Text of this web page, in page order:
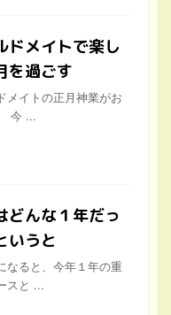
ドメイトで楽し
を過ごす
メイトの正月神業がお
今 ...
どんな１年だっ
いうと
なると、今年１年の重
スと ...